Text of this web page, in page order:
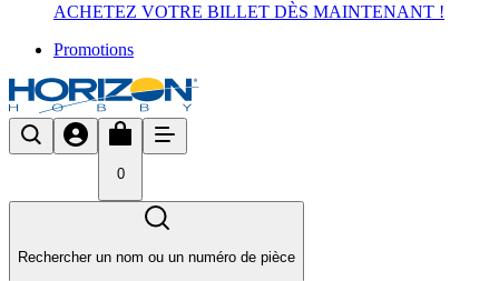
ACHETEZ VOTRE BILLET DÈS MAINTENANT !
Promotions
0
Rechercher un nom ou un numéro de pièce